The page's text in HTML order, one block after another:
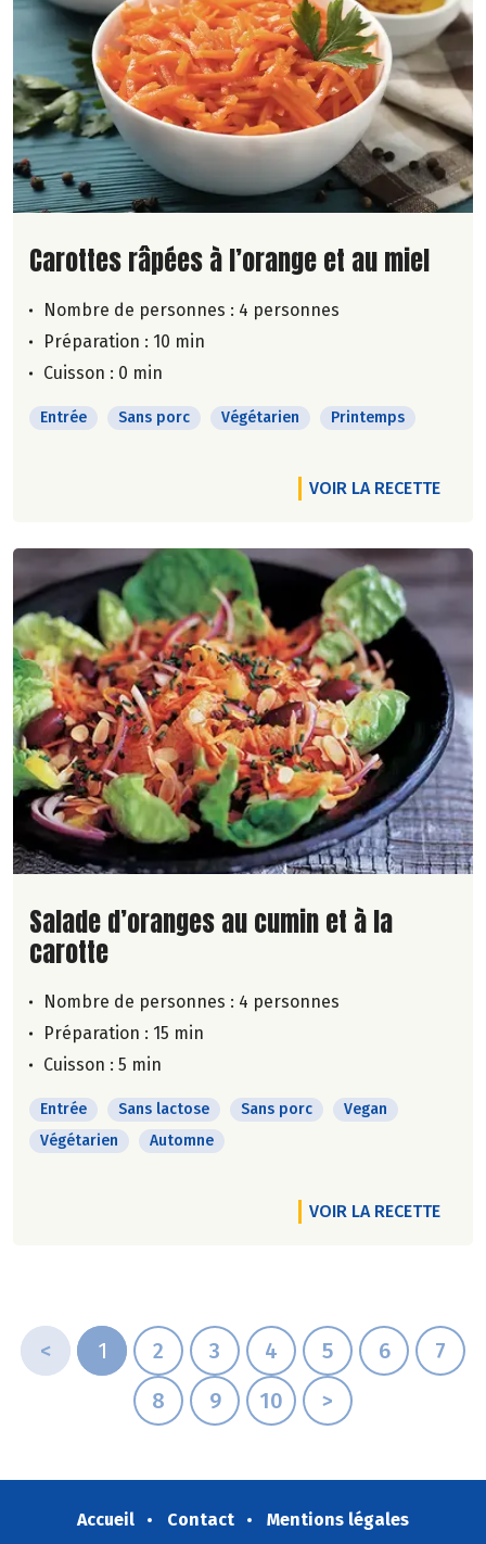
Lire la suite de la recette
Carottes râpées à l’orange et au miel
Nombre de personnes : 4 personnes
Préparation : 10 min
Cuisson : 0 min
Entrée Sans porc Végétarien Printemps
VOIR LA RECETTE
Lire la suite de la recette
Salade d’oranges au cumin et à la
carotte
Nombre de personnes : 4 personnes
Préparation : 15 min
Cuisson : 5 min
Entrée Sans lactose Sans porc
Vegan
Végétarien
Automne
VOIR LA RECETTE
< 1 2 3 4 5 6
7
8
9 10 >
Accueil Contact
Mentions légales